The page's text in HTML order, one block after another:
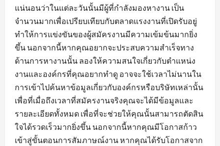
แน่นอนว่าในแต่ละวันนั้นมีผู้ที่กำลังมองหางาน เป็น
จำนวนมากเพื่อเปรียบเทียบกับตลาดแรงงานที่เปิดรับอยู่
ทำให้การแข่งขันของผู้สมัครงานมีความเข้มข้นมากยิ่ง
ขึ้น นอกจากนี้หากคุณอยากจะประสบความสำเร็จทาง
ด้านการหางานนั้น ลองให้ความสนใจเกี่ยวกับตำแหน่ง
งานและองค์กรที่คุณอยากทำดู อาจจะใช้เวลาไม่นานใน
การเข้าไปค้นหาข้อมูลเกี่ยวกับองค์กรหรือบริษัทเหล่านั้น
เพื่อที่เมื่อถึงเวลาที่สมัครงานจริงคุณจะได้มีข้อมูลและ
รายละเอียดทั้งหมด เพื่อที่จะช่วยให้คุณนั้นสามารถตัดสิน
ใจได้รวดเร็วมากยิ่งขึ้น นอกจากนี้หากคุณมีโอกาสก้าว
เข้าสู่ขั้นตอนการสัมภาษณ์งาน หากคุณได้รับโอกาสจาก